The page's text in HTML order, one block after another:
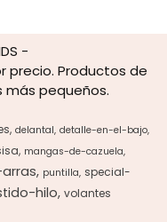
-
precio. Productos de
más pequeños.
delantal detalle-en-el-bajo
mangas-de-cazuela
puntilla special-
hilo volantes